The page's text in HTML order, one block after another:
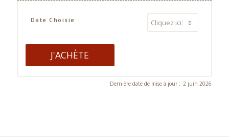
Date Choisie
J'ACHÈTE
Dernière date de mise à jour : 2 juin 2026